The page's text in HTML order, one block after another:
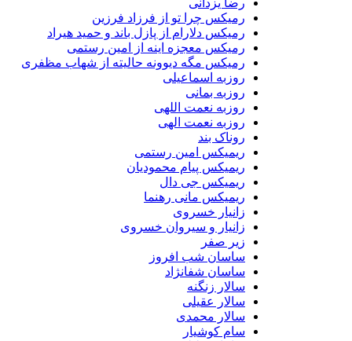
رمیکس چرا تو از فرزاد فرزین
رمیکس دلارام از پازل باند و حمید هیراد
رمیکس معجزه اینه از امین رستمی
رمیکس مگه دیوونه حالیته از شهاب مظفری
روزبه اسماعیلی
روزبه بمانی
روزبه نعمت اللهی
روزبه نعمت الهی
روناک بند
ریمیکس امین رستمی
ریمیکس پیام محمودیان
ریمیکس جی دال
ریمیکس مانی رهنما
زانیار خسروی
زانیار و سیروان خسروی
زیر صفر
ساسان شب افروز
ساسان شفانژاد
سالار زنگنه
سالار عقیلی
سالار محمدی
سام کوشیار